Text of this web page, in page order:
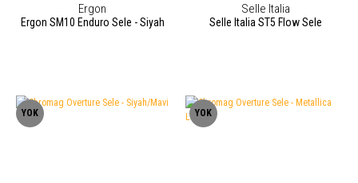
Ergon
Ergon SM10 Enduro Sele - Siyah
Selle Italia
Selle Italia ST5 Flow Sele
YOK YOK